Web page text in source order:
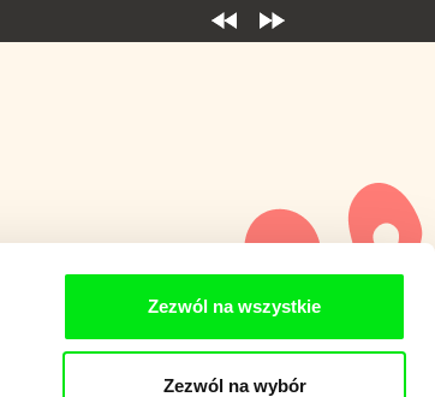
Zezwól na wszystkie
Zezwól na wybór